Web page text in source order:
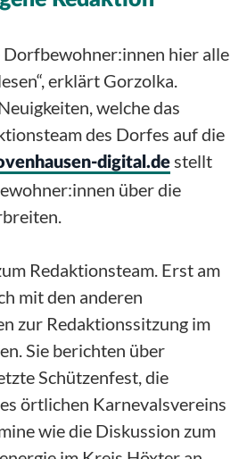
Dorfbewohner:innen hier alle
erklärt Gorzolka.
welche das
des Dorfes auf die
digital.de stellt
über die
Redaktionsteam. Erst am
mit den anderen
zur Redaktionssitzung im
Sie berichten über
Schützenfest, die
örtlichen Karnevalsvereins
wie die Diskussion zum